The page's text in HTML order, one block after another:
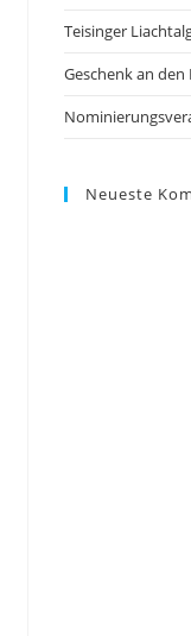
Teisinger
Geschenk an
Neueste